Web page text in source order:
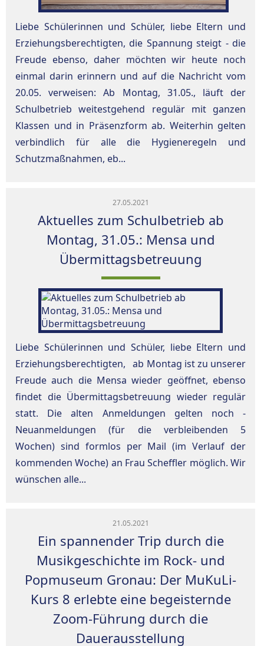
Liebe Schülerinnen und Schüler, liebe Eltern und
Erziehungsberechtigten, die Spannung steigt - die
Freude ebenso, daher möchten wir heute noch
einmal darin erinnern und auf die Nachricht vom
20.05. verweisen: Ab Montag, 31.05., läuft der
Schulbetrieb weitestgehend regulär mit ganzen
Klassen und in Präsenzform ab. Weiterhin gelten
verbindlich für alle die Hygieneregeln und
Schutzmaßnahmen, eb...
27.05.2021
Aktuelles zum Schulbetrieb ab
Montag, 31.05.: Mensa und
Übermittagsbetreuung
Liebe Schülerinnen und Schüler, liebe Eltern und
Erziehungsberechtigten, ab Montag ist zu unserer
Freude auch die Mensa wieder geöffnet, ebenso
findet die Übermittagsbetreuung wieder regulär
statt. Die alten Anmeldungen gelten noch -
Neuanmeldungen (für die verbleibenden 5
Wochen) sind formlos per Mail (im Verlauf der
kommenden Woche) an Frau Scheffler möglich. Wir
wünschen alle...
21.05.2021
Ein spannender Trip durch die
Musikgeschichte im Rock- und
Popmuseum Gronau: Der MuKuLi-
Kurs 8 erlebte eine begeisternde
Zoom-Führung durch die
Dauerausstellung